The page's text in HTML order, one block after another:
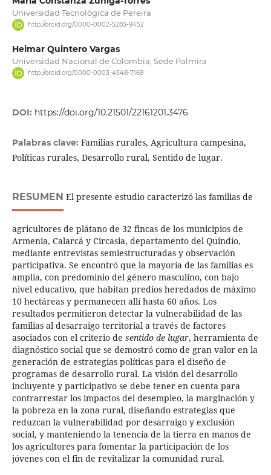
Universidad Tecnológica de Pereira
http://orcid.org/0000-0002-5283-9452
Heimar Quintero Vargas
Universidad Nacional de Colombia, Sede Palmira
http://orcid.org/0000-0003-4548-7169
DOI: https://doi.org/10.21501/22161201.3476
Palabras clave: Familias rurales, Agricultura campesina,
Políticas rurales, Desarrollo rural, Sentido de lugar.
RESUMEN El presente estudio caracterizó las familias de
agricultores de plátano de 32 fincas de los municipios de
Armenia, Calarcá y Circasia, departamento del Quindío,
mediante entrevistas semiestructuradas y observación
participativa. Se encontró que la mayoría de las familias es
amplia, con predominio del género masculino, con bajo
nivel educativo, que habitan predios heredados de máximo
10 hectáreas y permanecen allí hasta 60 años. Los
resultados permitieron detectar la vulnerabilidad de las
familias al desarraigo territorial a través de factores
asociados con el criterio de sentido de lugar, herramienta de
diagnóstico social que se demostró como de gran valor en la
generación de estrategias políticas para el diseño de
programas de desarrollo rural. La visión del desarrollo
incluyente y participativo se debe tener en cuenta para
contrarrestar los impactos del desempleo, la marginación y
la pobreza en la zona rural, diseñando estrategias que
reduzcan la vulnerabilidad por desarraigo y exclusión
social, y manteniendo la tenencia de la tierra en manos de
los agricultores para fomentar la participación de los
jóvenes con el fin de revitalizar la comunidad rural.